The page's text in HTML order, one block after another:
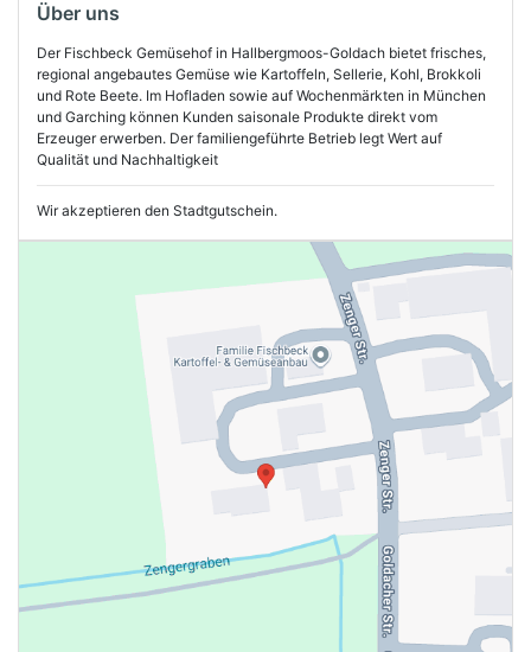
Über uns
Der Fischbeck Gemüsehof in Hallbergmoos-Goldach bietet frisches,
regional angebautes Gemüse wie Kartoffeln, Sellerie, Kohl, Brokkoli
und Rote Beete. Im Hofladen sowie auf Wochenmärkten in München
und Garching können Kunden saisonale Produkte direkt vom
Erzeuger erwerben. Der familiengeführte Betrieb legt Wert auf
Qualität und Nachhaltigkeit
Wir akzeptieren den Stadtgutschein.